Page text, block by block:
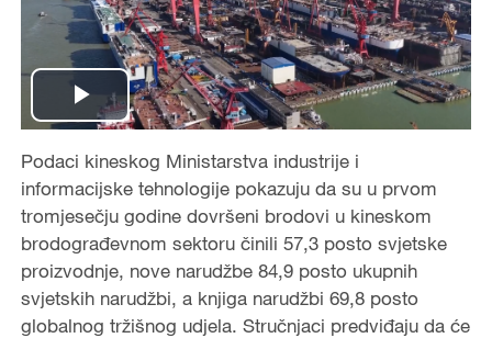
P
l
a
y
V
Podaci kineskog Ministarstva industrije i
informacijske tehnologije pokazuju da su u prvom
tromjesečju godine dovršeni brodovi u kineskom
brodograđevnom sektoru činili 57,3 posto svjetske
proizvodnje, nove narudžbe 84,9 posto ukupnih
svjetskih narudžbi, a knjiga narudžbi 69,8 posto
globalnog tržišnog udjela. Stručnjaci predviđaju da će